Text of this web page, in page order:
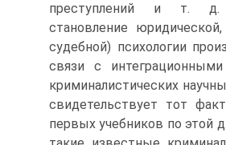
преступлений и т.
становление юридической,
судебной) психологии
связи с
криминалистических
свидетельствует тот
первых учебников по этой